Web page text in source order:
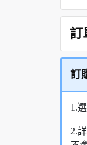
訂
訂
1.
2.